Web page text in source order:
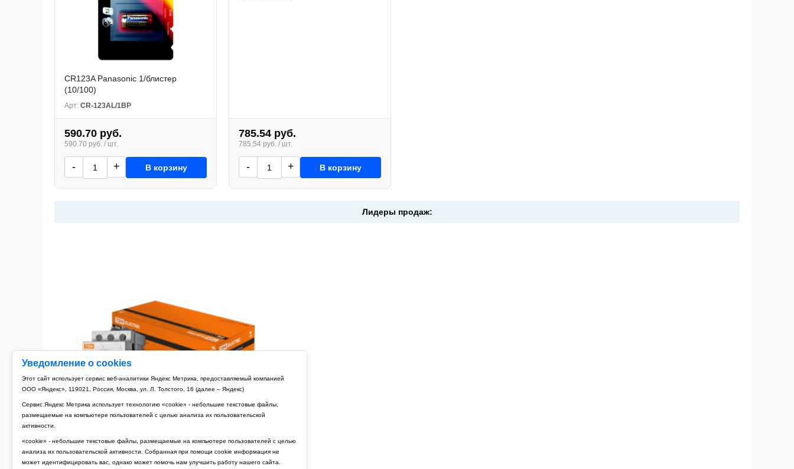
Уведомление о cookies
Этот сайт использует сервис веб-аналитики Яндекс Метрика, предоставляемый компанией
ООО «Яндекс», 119021, Россия, Москва, ул. Л. Толстого, 16 (далее – Яндекс)
Сервис Яндекс Метрика использует технологию «cookie» - небольшие текстовые файлы,
размещаемые на компьютере пользователей с целью анализа их пользовательской
активности.
«cookie» - небольшие текстовые файлы, размещаемые на компьютере пользователей с целью
анализа их пользовательской активности. Собранная при помощи cookie информация не
может идентифицировать вас, однако может помочь нам улучшить работу нашего сайта.
CR123A Pаnasonic 1/блистер
(10/100)
Арт: CR-123AL/1BP
590.70 руб.
590.70 руб. / шт.
- + В корзину
785.54 руб.
785.54 руб. / шт.
- + В корзину
Лидеры продаж: